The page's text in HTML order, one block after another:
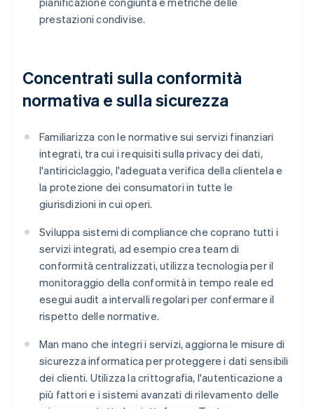
prestazioni condivise.
Concentrati sulla conformità
normativa e sulla sicurezza
Familiarizza con le normative sui servizi finanziari
integrati, tra cui i requisiti sulla privacy dei dati,
l'antiriciclaggio, l'adeguata verifica della clientela e
la protezione dei consumatori in tutte le
giurisdizioni in cui operi.
Sviluppa sistemi di compliance che coprano tutti i
servizi integrati, ad esempio crea team di
conformità centralizzati, utilizza tecnologia per il
monitoraggio della conformità in tempo reale ed
esegui audit a intervalli regolari per confermare il
rispetto delle normative.
Man mano che integri i servizi, aggiorna le misure di
sicurezza informatica per proteggere i dati sensibili
dei clienti. Utilizza la crittografia, l'autenticazione a
più fattori e i sistemi avanzati di rilevamento delle